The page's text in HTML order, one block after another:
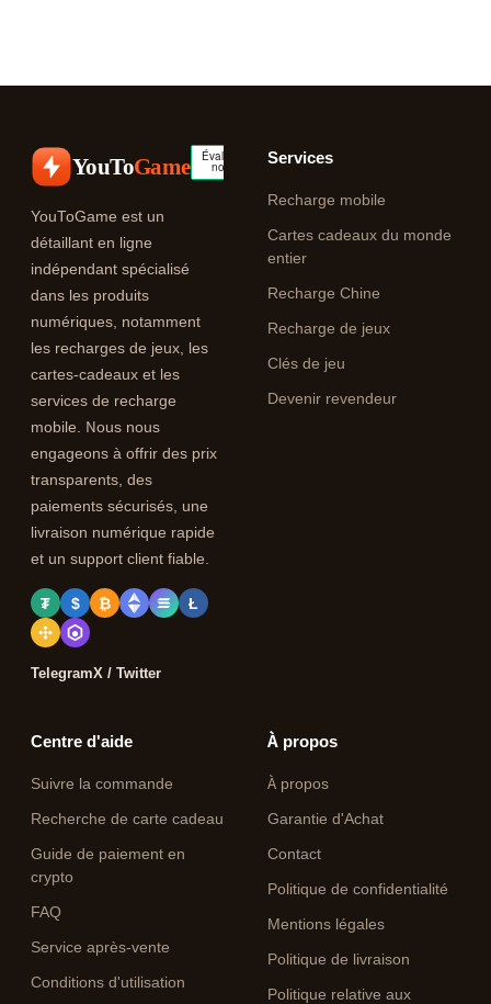
YouToGame
YouToGame est un
détaillant en ligne
indépendant spécialisé
dans les produits
numériques, notamment
les recharges de jeux, les
cartes-cadeaux et les
services de recharge
mobile. Nous nous
engageons à offrir des prix
transparents, des
paiements sécurisés, une
livraison numérique rapide
et un support client fiable.
₮ $ ₿ Ł
TelegramX / Twitter
Services
Recharge mobile
Cartes cadeaux du monde
entier
Recharge Chine
Recharge de jeux
Clés de jeu
Devenir revendeur
Centre d'aide
Suivre la commande
Recherche de carte cadeau
Guide de paiement en
crypto
FAQ
Service après-vente
Conditions d'utilisation
À propos
À propos
Garantie d'Achat
Contact
Politique de confidentialité
Mentions légales
Politique de livraison
Politique relative aux